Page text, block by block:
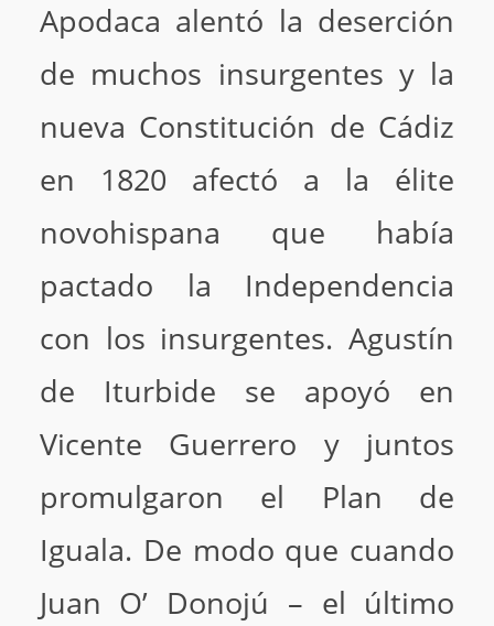
Apodaca alentó la deserción
de muchos insurgentes y la
nueva Constitución de Cádiz
en 1820 afectó a la élite
novohispana que había
pactado la Independencia
con los insurgentes. Agustín
de Iturbide se apoyó en
Vicente Guerrero y juntos
promulgaron el Plan de
Iguala. De modo que cuando
Juan O’ Donojú – el último